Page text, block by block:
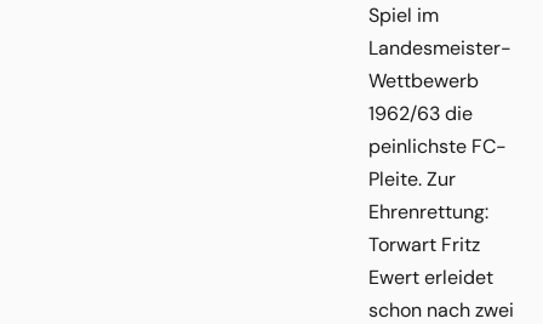
Spiel im
Landesmeister-
Wettbewerb
1962/63 die
peinlichste FC-
Pleite. Zur
Ehrenrettung:
Torwart Fritz
Ewert erleidet
schon nach zwei